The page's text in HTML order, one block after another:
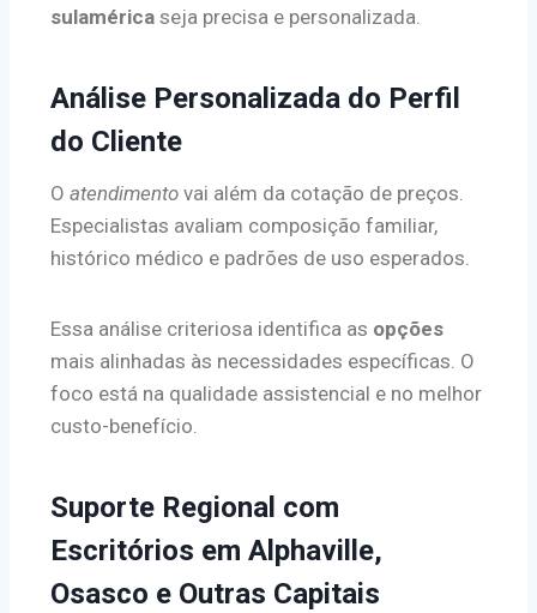
sulamérica seja precisa e personalizada.
Análise Personalizada do Perfil
do Cliente
O atendimento vai além da cotação de preços.
Especialistas avaliam composição familiar,
histórico médico e padrões de uso esperados.
Essa análise criteriosa identifica as opções
mais alinhadas às necessidades específicas. O
foco está na qualidade assistencial e no melhor
custo-benefício.
Suporte Regional com
Escritórios em Alphaville,
Osasco e Outras Capitais